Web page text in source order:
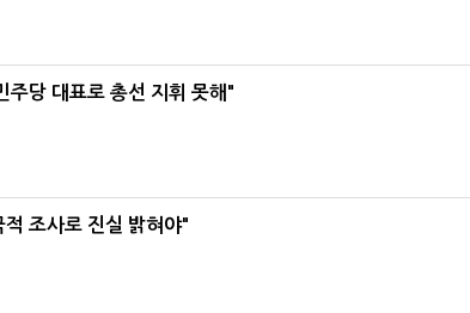
당 대표로 총선 지휘 못해"
조사로 진실 밝혀야"